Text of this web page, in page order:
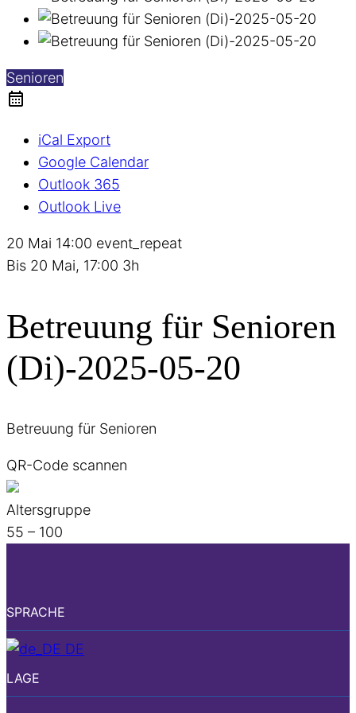
Senioren
iCal Export
Google Calendar
Outlook 365
Outlook Live
20 Mai 14:00 event_repeat
Bis 20 Mai, 17:00 3h
Betreuung für Senioren
(Di)-2025-05-20
Betreuung für Senioren
QR-Code scannen
Altersgruppe
55 – 100
SPRACHE
DE
LAGE